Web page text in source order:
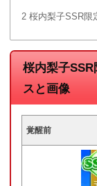
2 桜内梨子SSR限
桜内梨子
スと画像
覚醒前